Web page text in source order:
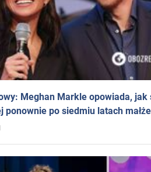
Meghan Markle opowiada, jak
ponownie po siedmiu latach